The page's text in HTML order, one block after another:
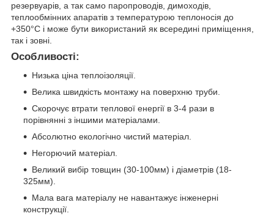
резервуарів, а так само паропроводів, димоходів,
теплообмінних апаратів з температурою теплоносія до
+350°С і може бути використаний як всередині приміщення,
так і зовні.
Особливості:
Низька ціна теплоізоляції.
Велика швидкість монтажу на поверхню труби.
Скорочує втрати теплової енергії в 3-4 рази в
порівнянні з іншими матеріалами.
Абсолютно екологічно чистий матеріал.
Негорючий матеріал.
Великий вибір товщин (30-100мм) і діаметрів (18-
325мм).
Мала вага матеріалу не навантажує інженерні
конструкції.